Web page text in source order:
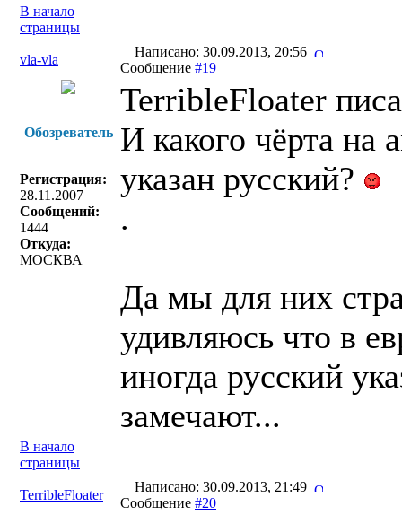
В начало
страницы
vla-vla
Написано: 30.09.2013, 20:56
Сообщение #19
Обозреватель
Регистрация:
28.11.2007
Сообщений:
1444
Откуда:
МОСКВА
TerribleFloater
И какого чёрта на
указан русский?
.
Да мы для них
удивляюсь что в
иногда русский
замечают...
В начало
страницы
TerribleFloater
Написано: 30.09.2013, 21:49
Сообщение #20